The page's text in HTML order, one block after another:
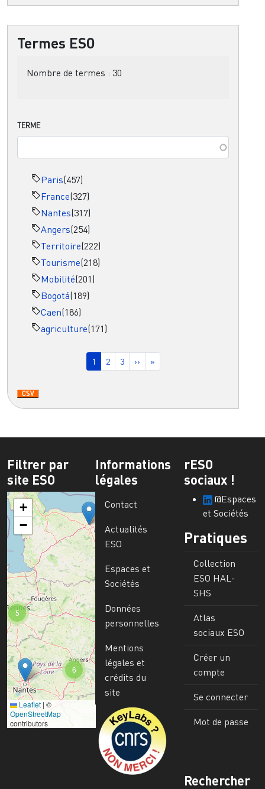
Termes ESO
Nombre de termes : 30
TERME
Paris(457)
France(327)
Nantes(317)
Angers(254)
Territoire(222)
Tourisme(218)
Mobilité(201)
Bogotá(189)
Caen(186)
agriculture(171)
Page courante
1 Page
2 Page
3 Page suivante
›› Dernière page
»
Filtrer par
site ESO
6
5
+
−
Leaflet | ©
OpenStreetMap
contributors
Informations
légales
Contact
Actualités
ESO
Espaces et
Sociétés
Données
personnelles
Mentions
légales et
crédits du
site
Image
rESO
sociaux !
@Espaces
et Sociétés
Pratiques
Collection
ESO HAL-
SHS
Atlas
sociaux ESO
Créer un
compte
Se connecter
Mot de passe
Rechercher